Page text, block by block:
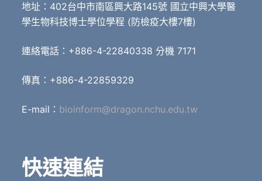
地址：402台中市南區興大路145號 國立中興大學醫
學生物科技博士學位學程 (防檢疫大樓7樓)
連絡電話：+886-4-22840338 分機 7171
傳真：+886-4-22859329
E-mail： bioinform@dragon.nchu.edu.tw
快速連結